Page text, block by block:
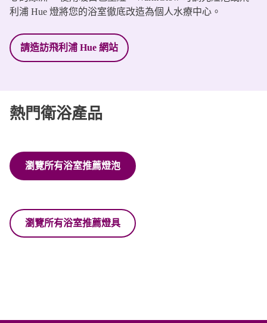
利浦 Hue 燈將您的浴室徹底改造為個人水療中心。
請造訪飛利浦 Hue 網站
熱門衛浴產品
瀏覽所有浴室推薦燈泡
瀏覽所有浴室推薦燈具